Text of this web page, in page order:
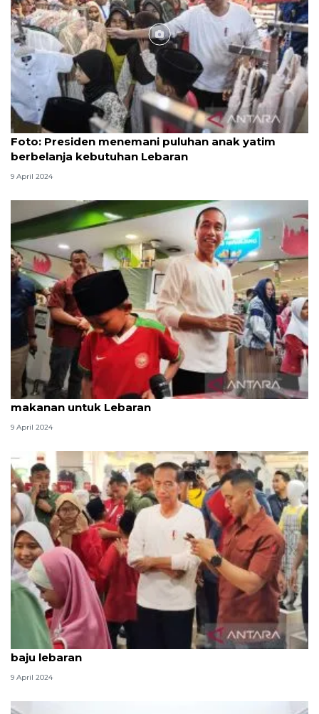
Foto
Foto: Presiden menemani puluhan anak yatim
berbelanja kebutuhan Lebaran
9 April 2024
Presiden antar 43 anak yatim belanja baju-
makanan untuk Lebaran
9 April 2024
Presiden Jokowi ajak puluhan anak yatim belanja
baju lebaran
9 April 2024